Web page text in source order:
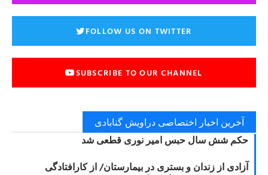
FOLLOW US ON TWITTER
SUBSCRIBE TO OUR CHANNEL
آخرین اخبار اختصاصی دراویش گنابادی
شش سال حبس امیر نوری قطعی شد
از زندان و بستری در بیمارستان/ از کارافتادگی